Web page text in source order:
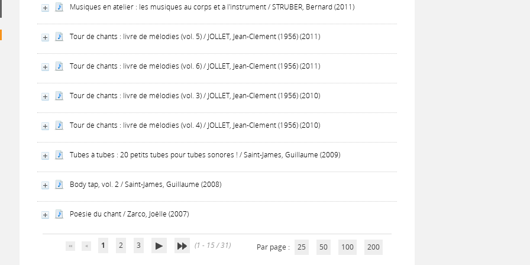
Musiques en atelier : les musiques au corps et à l'instrument / STRUBER, Bernard (2011)
Tour de chants : livre de mélodies (vol. 5) / JOLLET, Jean-Clément (1956) (2011)
Tour de chants : livre de mélodies (vol. 6) / JOLLET, Jean-Clément (1956) (2011)
Tour de chants : livre de mélodies (vol. 3) / JOLLET, Jean-Clément (1956) (2010)
Tour de chants : livre de mélodies (vol. 4) / JOLLET, Jean-Clément (1956) (2010)
Tubes à tubes : 20 petits tubes pour tubes sonores ! / Saint-James, Guillaume (2009)
Body tap, vol. 2 / Saint-James, Guillaume (2008)
Poésie du chant / Zarco, Joëlle (2007)
1 2 3 (1 - 15 / 31) Par page : 25 50 100 200